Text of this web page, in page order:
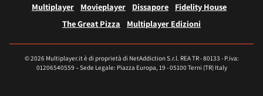
Multiplayer Movieplayer Dissapore
Fidelity House
The Great Pizza
Multiplayer Edizioni
© 2026 Multiplayer.it è di proprietà di NetAddiction S.r.l. REA TR - 80133 - P.iva:
01206540559 – Sede Legale: Piazza Europa, 19 - 05100 Terni (TR) Italy